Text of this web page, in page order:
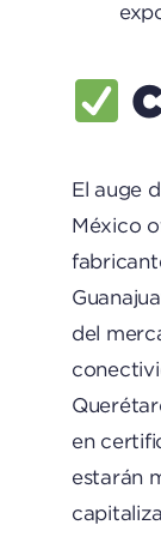
El auge
México
del
en
estarán